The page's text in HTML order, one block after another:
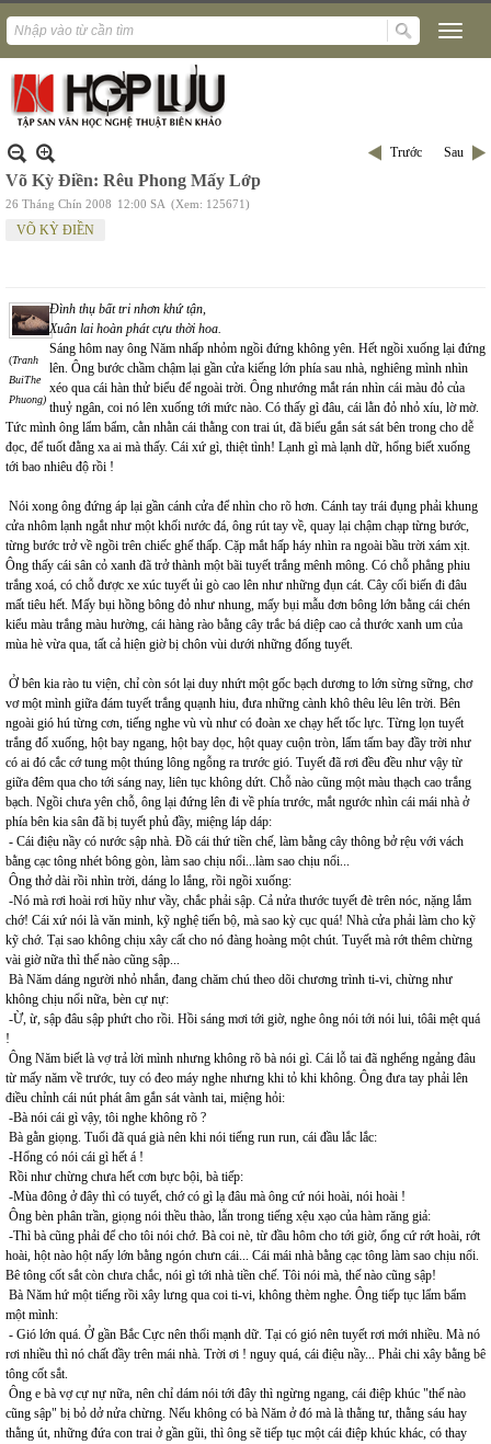
Trước Sau
Võ Kỳ Điền: Rêu Phong Mấy Lớp
26 Tháng Chín 2008 12:00 SA (Xem: 125671)
VÕ KỲ ĐIỀN
(Tranh
BuiThe
Phuong)
Đình thụ bất tri nhơn khứ tận,
Xuân lai hoàn phát cựu thời hoa.
Sáng hôm nay ông Năm nhấp nhỏm ngồi đứng không yên. Hết ngồi xuống lại đứng
lên. Ông bước chầm chậm lại gần cửa kiếng lớn phía sau nhà, nghiêng mình nhìn
xéo qua cái hàn thử biểu để ngoài trời. Ông nhướng mắt rán nhìn cái màu đỏ của
thuỷ ngân, coi nó lên xuống tới mức nào. Có thấy gì đâu, cái lằn đỏ nhỏ xíu, lờ mờ.
Tức mình ông lẩm bẩm, cằn nhằn cái thằng con trai út, đã biểu gắn sát sát bên trong cho dễ
đọc, để tuốt đằng xa ai mà thấy. Cái xứ gì, thiệt tình! Lạnh gì mà lạnh dữ, hổng biết xuống
tới bao nhiêu độ rồi !
Nói xong ông đứng áp lại gần cánh cửa để nhìn cho rõ hơn. Cánh tay trái đụng phải khung
cửa nhôm lạnh ngắt như một khối nước đá, ông rút tay về, quay lại chậm chạp từng bước,
từng bước trở về ngồi trên chiếc ghế thấp. Cặp mắt hấp háy nhìn ra ngoài bầu trời xám xịt.
Ông thấy cái sân cỏ xanh đã trở thành một bãi tuyết trắng mênh mông. Có chỗ phẳng phiu
trắng xoá, có chỗ được xe xúc tuyết ủi gò cao lên như những đụn cát. Cây cối biến đi đâu
mất tiêu hết. Mấy bụi hồng bông đỏ như nhung, mấy bụi mẫu đơn bông lớn bằng cái chén
kiểu màu trắng màu hường, cái hàng rào bằng cây trắc bá diệp cao cả thước xanh um của
mùa hè vừa qua, tất cả hiện giờ bị chôn vùi dưới những đống tuyết.
Ở bên kia rào tu viện, chỉ còn sót lại duy nhứt một gốc bạch dương to lớn sừng sững, chơ
vơ một mình giữa đám tuyết trắng quạnh hiu, đưa những cành khô thêu lêu lên trời. Bên
ngoài gió hú từng cơn, tiếng nghe vù vù như có đoàn xe chạy hết tốc lực. Từng lọn tuyết
trắng đổ xuống, hột bay ngang, hột bay dọc, hột quay cuộn tròn, lấm tấm bay đầy trời như
có ai đó cắc cớ tung một thúng lông ngỗng ra trước gió. Tuyết đã rơi đều đều như vậy từ
giữa đêm qua cho tới sáng nay, liên tục không dứt. Chỗ nào cũng một màu thạch cao trắng
bạch. Ngồi chưa yên chỗ, ông lại đứng lên đi về phía trước, mắt ngước nhìn cái mái nhà ở
phía bên kia sân đã bị tuyết phủ đầy, miệng láp dáp:
- Cái điệu nầy có nước sập nhà. Đồ cái thứ tiền chế, làm bằng cây thông bở rệu với vách
bằng cạc tông nhét bông gòn, làm sao chịu nổi...làm sao chịu nổi...
Ông thở dài rồi nhìn trời, dáng lo lắng, rồi ngồi xuống:
-Nó mà rơi hoài rơi hũy như vầy, chắc phải sập. Cả nửa thước tuyết đè trên nóc, nặng lắm
chớ! Cái xứ nói là văn minh, kỹ nghệ tiến bộ, mà sao kỳ cục quá! Nhà cửa phải làm cho kỹ
kỹ chớ. Tại sao không chịu xây cất cho nó đàng hoàng một chút. Tuyết mà rớt thêm chừng
vài giờ nữa thì thế nào cũng sập...
Bà Năm dáng người nhỏ nhắn, đang chăm chú theo dõi chương trình ti-vi, chừng như
không chịu nổi nữa, bèn cự nự:
-Ừ, ừ, sập đâu sập phứt cho rồi. Hồi sáng mơi tới giờ, nghe ông nói tới nói lui, tôâi mệt quá
!
Ông Năm biết là vợ trả lời mình nhưng không rõ bà nói gì. Cái lỗ tai đã nghểng ngảng đâu
từ mấy năm về trước, tuy có đeo máy nghe nhưng khi tỏ khi không. Ông đưa tay phải lên
điều chỉnh cái nút phát âm gắn sát vành tai, miệng hỏi:
-Bà nói cái gì vậy, tôi nghe không rõ ?
Bà gằn giọng. Tuổi đã quá già nên khi nói tiếng run run, cái đầu lắc lắc:
-Hổng có nói cái gì hết á !
Rồi như chừng chưa hết cơn bực bội, bà tiếp:
-Mùa đông ở đây thì có tuyết, chớ có gì lạ đâu mà ông cứ nói hoài, nói hoài !
Ông bèn phân trần, giọng nói thều thào, lẫn trong tiếng xệu xạo của hàm răng giả:
-Thì bà cũng phải để cho tôi nói chớ. Bà coi nè, từ đầu hôm cho tới giờ, ổng cứ rớt hoài, rớt
hoài, hột nào hột nấy lớn bằng ngón chưn cái... Cái mái nhà bằng cạc tông làm sao chịu nổi.
Bê tông cốt sắt còn chưa chắc, nói gì tới nhà tiền chế. Tôi nói mà, thế nào cũng sập!
Bà Năm hứ một tiếng rồi xây lưng qua coi ti-vi, không thèm nghe. Ông tiếp tục lẩm bẩm
một mình:
- Gió lớn quá. Ở gần Bắc Cực nên thổi mạnh dữ. Tại có gió nên tuyết rơi mới nhiều. Mà nó
rơi nhiều thì nó chất đầy trên mái nhà. Trời ơi ! nguy quá, cái điệu nầy... Phải chi xây bằng bê
tông cốt sắt.
Ông e bà vợ cự nự nữa, nên chỉ dám nói tới đây thì ngừng ngang, cái điệp khúc "thế nào
cũng sập" bị bỏ dở nửa chừng. Nếu không có bà Năm ở đó mà là thằng tư, thằng sáu hay
thằng út, những đứa con trai ở gần gũi, thì ông sẽ tiếp tục một cái điệp khúc khác, có thay